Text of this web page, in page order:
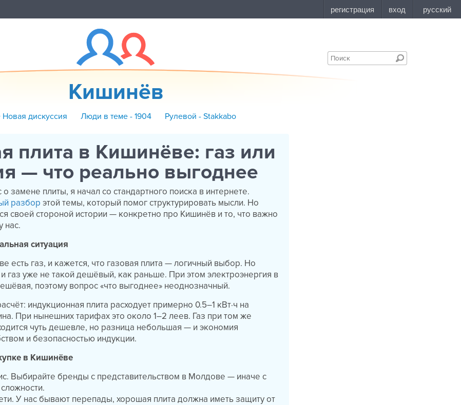
Кишинёв
Новая дискуссия Люди в теме - 1904 Рулевой - Stakkabo
плита в Кишинёве: газ или
— что реально выгоднее
о замене плиты, я начал со стандартного поиска в интернете.
разбор этой темы, который помог структурировать мысли. Но
своей стороной истории — конкретно про Кишинёв и то, что важно
нас.
ситуация
есть газ, и кажется, что газовая плита — логичный выбор. Но
газ уже не такой дешёвый, как раньше. При этом электроэнергия в
поэтому вопрос «что выгоднее» неоднозначный.
индукционная плита расходует примерно 0.5–1 кВт·ч на
При нынешних тарифах это около 1–2 леев. Газ при том же
чуть дешевле, но разница небольшая — и экономия
и безопасностью индукции.
в Кишинёве
Выбирайте бренды с представительством в Молдове — иначе с
У нас бывают перепады, хорошая плита должна иметь защиту от